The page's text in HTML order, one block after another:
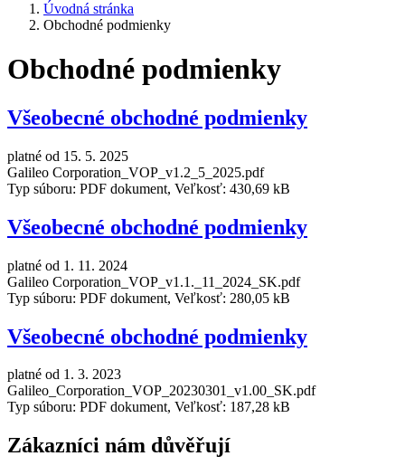
Úvodná stránka
Obchodné podmienky
Obchodné podmienky
Všeobecné obchodné podmienky
platné od 15. 5. 2025
Galileo Corporation_VOP_v1.2_5_2025.pdf
Typ súboru: PDF dokument, Veľkosť: 430,69 kB
Všeobecné obchodné podmienky
platné od 1. 11. 2024
Galileo Corporation_VOP_v1.1._11_2024_SK.pdf
Typ súboru: PDF dokument, Veľkosť: 280,05 kB
Všeobecné obchodné podmienky
platné od 1. 3. 2023
Galileo_Corporation_VOP_20230301_v1.00_SK.pdf
Typ súboru: PDF dokument, Veľkosť: 187,28 kB
Zákazníci nám důvěřují